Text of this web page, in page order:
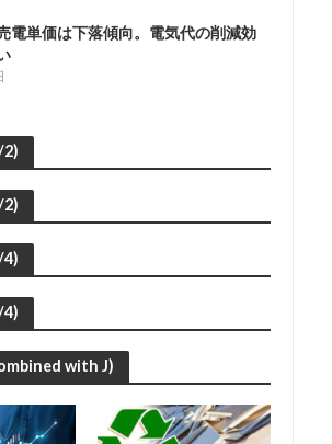
電単価は下落傾向。電気代の削減効
with J)